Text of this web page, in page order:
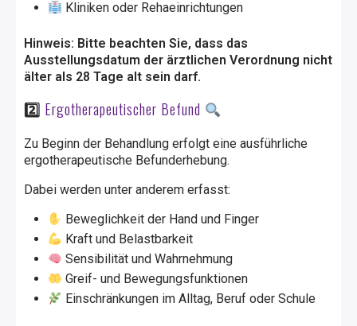
Kliniken oder Rehaeinrichtungen
Hinweis: Bitte beachten Sie, dass das
Ausstellungsdatum der ärztlichen Verordnung nicht
älter als 28 Tage alt sein darf.
2️ Ergotherapeutischer Befund
Zu Beginn der Behandlung erfolgt eine ausführliche
ergotherapeutische Befunderhebung.
Dabei werden unter anderem erfasst:
Beweglichkeit der Hand und Finger
Kraft und Belastbarkeit
Sensibilität und Wahrnehmung
Greif- und Bewegungsfunktionen
Einschränkungen im Alltag, Beruf oder Schule